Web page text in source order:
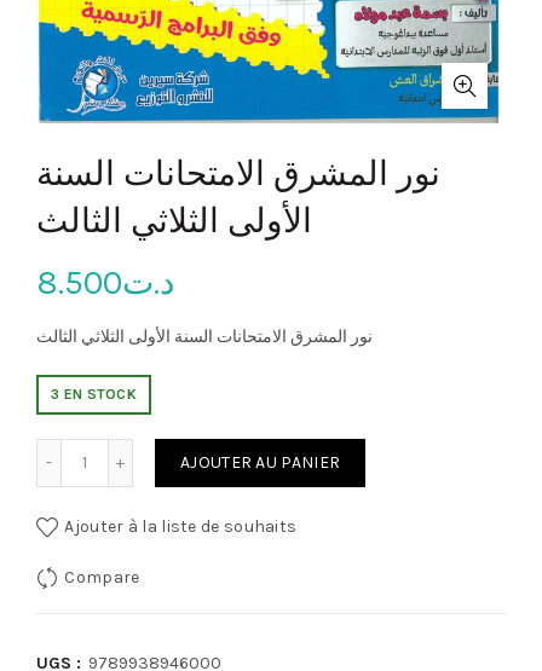
نور المشرق الامتحانات السنة
الأولى الثلاثي الثالث
د.ت8.500
نور المشرق الامتحانات السنة الأولى الثلاثي الثالث
3 EN STOCK
AJOUTER AU PANIER
Ajouter à la liste de souhaits
Compare
UGS : 9789938946000